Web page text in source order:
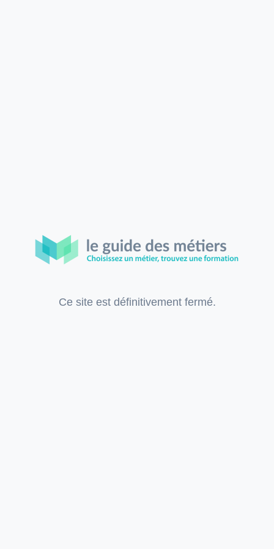
Ce site est définitivement fermé.